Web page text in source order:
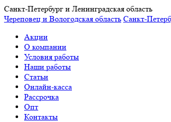
Санкт-Петербург и Ленинградская область
Череповец и Вологодская область Санкт-
Акции
О компании
Условия работы
Наши работы
Статьи
Онлайн-касса
Рассрочка
Опт
Контакты